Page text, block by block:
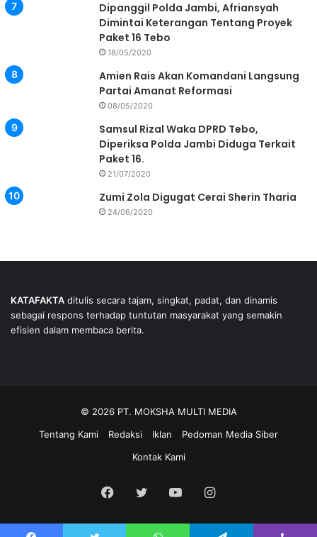
Dipanggil Polda Jambi, Afriansyah
Dimintai Keterangan Tentang Proyek
Paket 16 Tebo
18/05/2020
Amien Rais Akan Komandani Langsung
Partai Amanat Reformasi
08/05/2020
Samsul Rizal Waka DPRD Tebo,
Diperiksa Polda Jambi Diduga Terkait
Paket 16.
21/07/2020
Zumi Zola Digugat Cerai Sherin Tharia
24/06/2020
KATAFAKTA ditulis secara tajam, singkat, padat, dan dinamis
sebagai respons terhadap tuntutan masyarakat yang semakin
efisien dalam membaca berita.
© 2026 PT. MOKSHA MULTI MEDIA
Tentang Kami
Redaksi Iklan
Pedoman Media Siber
Kontak Kami
Facebook
Twitter YouTubeInstagram